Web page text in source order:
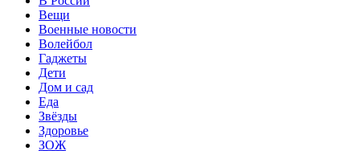
Вещи
Военные новости
Волейбол
Гаджеты
Дети
Дом и сад
Еда
Звёзды
Здоровье
ЗОЖ